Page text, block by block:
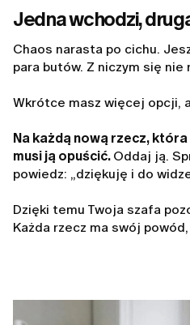
Jedna wchodzi,
Chaos narasta po cichu.
para butów. Z niczym się nie
Wkrótce masz więcej opcji,
Na każdą nową rzecz,
musi ją opuścić. Oddaj ją.
powiedz: „dziękuję i do
Dzięki temu Twoja szafa
Każda rzecz ma swój